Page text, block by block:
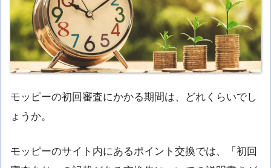
モッピーの初回審査にかかる期間は、どれくらいでし
ょうか。
モッピーのサイト内にあるポイント交換では、「初回